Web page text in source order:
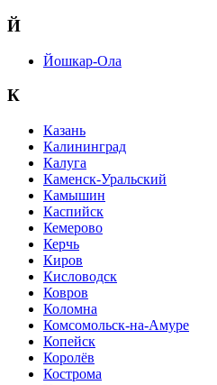
Й
Йошкар-Ола
К
Казань
Калининград
Калуга
Каменск-Уральский
Камышин
Каспийск
Кемерово
Керчь
Киров
Кисловодск
Ковров
Коломна
Комсомольск-на-Амуре
Копейск
Королёв
Кострома